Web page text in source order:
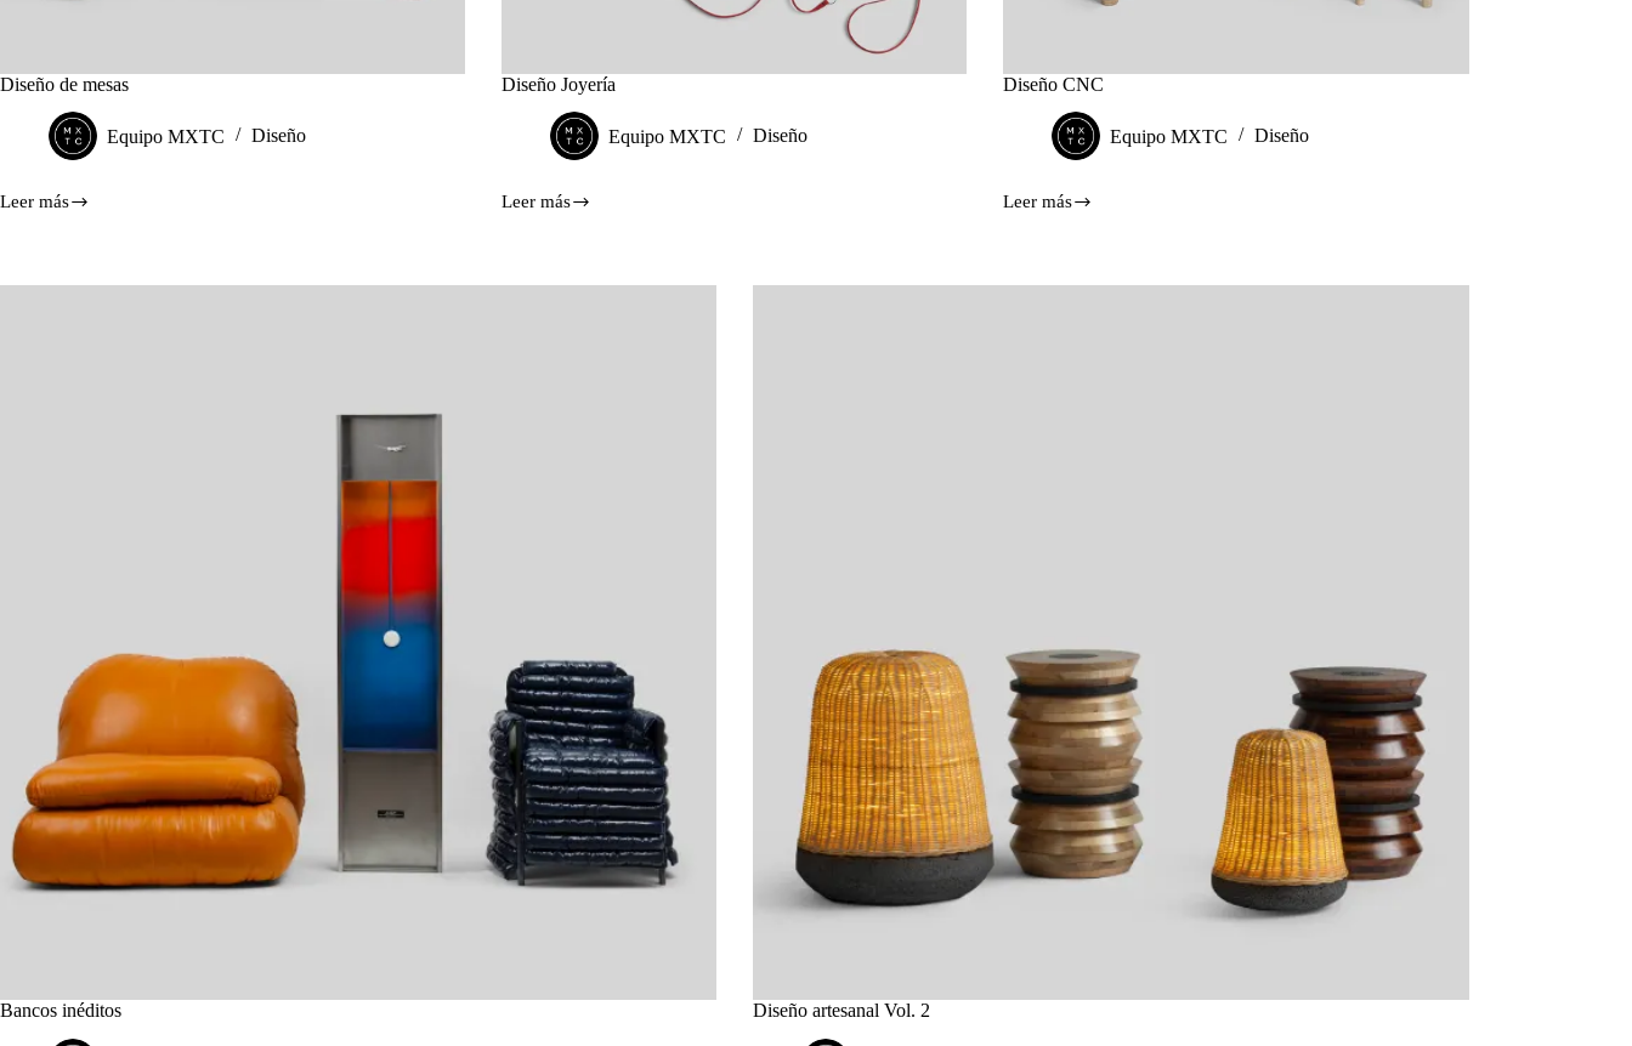
Diseño de mesas
Equipo MXTC Diseño
Leer más
Diseño
Diseño Joyería
Equipo MXTC Diseño
Leer más
Diseño
Diseño CNC
Equipo MXTC Diseño
Leer más
Diseño
Bancos inéditos Diseño artesanal Vol. 2